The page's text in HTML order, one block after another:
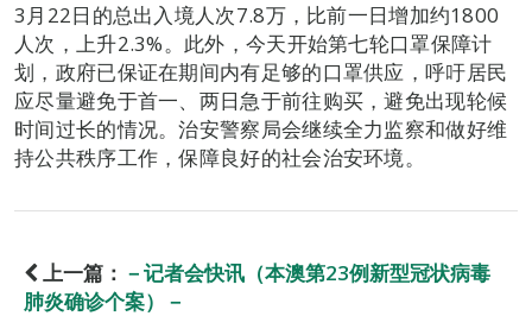
3月22日的总出入境人次7.8万，比前一日增加约1800
人次，上升2.3%。此外，今天开始第七轮口罩保障计
划，政府已保证在期间内有足够的口罩供应，呼吁居民
应尽量避免于首一、两日急于前往购买，避免出现轮候
时间过长的情况。治安警察局会继续全力监察和做好维
持公共秩序工作，保障良好的社会治安环境。
上一篇： －记者会快讯（本澳第23例新型冠状病毒
肺炎确诊个案）－